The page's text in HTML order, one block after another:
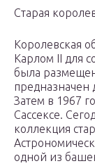
Старая
Королевская
Карлом II для
была
предназначен
Затем в 1967
Сассексе.
коллекция
одной из